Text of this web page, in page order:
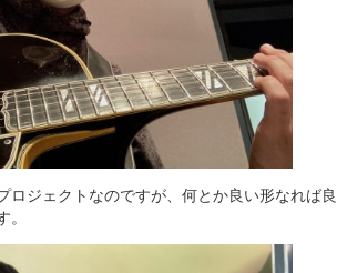
ロジェクトなのですが、何とか良い形なれば良
。